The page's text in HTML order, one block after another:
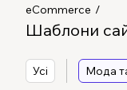
eCommerce
Шаблони
Усі Мода